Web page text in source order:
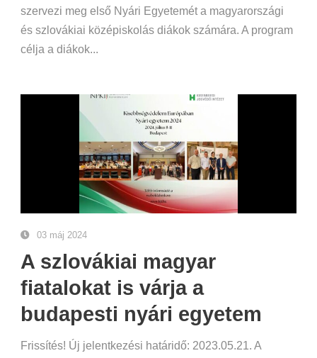
szervezi meg első Nyári Egyetemét a magyarországi
és szlovákiai középiskolás diákok számára. A program
célja a diákok...
03 máj 2024
A szlovákiai magyar
fiatalokat is várja a
budapesti nyári egyetem
Frissítés! Új jelentkezési határidő: 2023.05.21. A